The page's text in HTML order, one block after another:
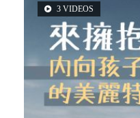
3 VIDEOS
5 VIDEOS
14 VIDEOS
2 VIDEOS
6 VIDEOS